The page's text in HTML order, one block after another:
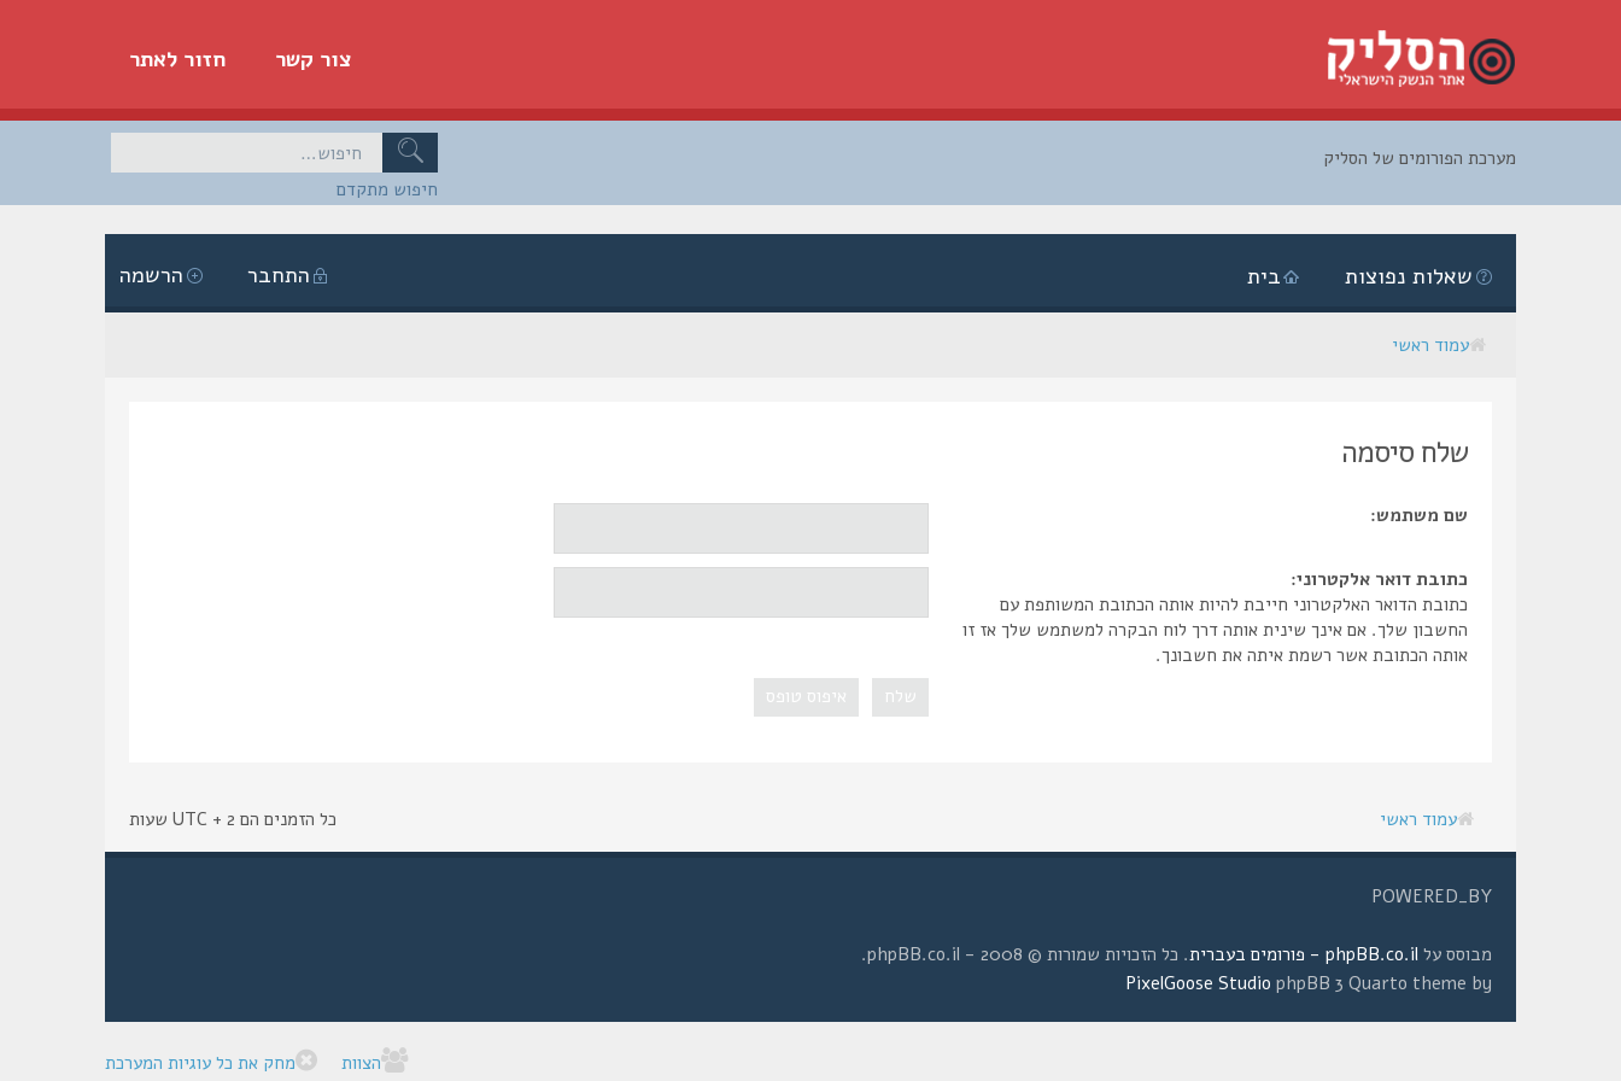
חזור לאתר צור קשר
חיפוש מתקדם
מערכת הפורומים של הסליק
הרשמה התחבר בית שאלות נפוצות
עמוד ראשי
שלח סיסמה
שם משתמש:
כתובת דואר אלקטרוני:
כתובת הדואר האלקטרוני חייבת להיות אותה הכתובת המשותפת עם
החשבון שלך. אם אינך שינית אותה דרך לוח הבקרה למשתמש שלך אז זו
אותה הכתובת אשר רשמת איתה את חשבונך.
עמוד ראשי כל הזמנים הם UTC + 2 שעות
POWERED_BY
מבוסס על phpBB.co.il - פורומים בעברית
. כל הזכויות שמורות © 2008 - phpBB.co.il.
phpBB 3 Quarto theme by
PixelGoose Studio
הצוות מחק את כל עוגיות המערכת